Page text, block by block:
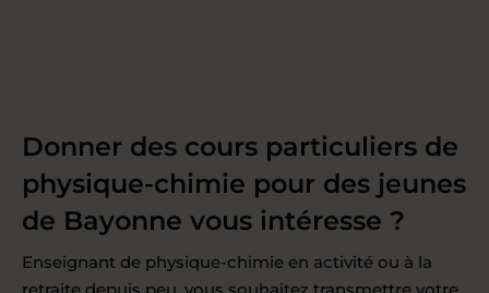
Donner des cours particuliers de
physique-chimie pour des jeunes
de Bayonne vous intéresse ?
Enseignant de physique-chimie en activité ou à la
retraite depuis peu, vous souhaitez transmettre votre